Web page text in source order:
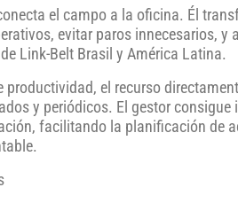
el campo a la oficina. Él
evitar paros innecesarios,
Link-Belt Brasil y América Latina.
productividad, el recurso
y periódicos. El gestor
facilitando la planificación de